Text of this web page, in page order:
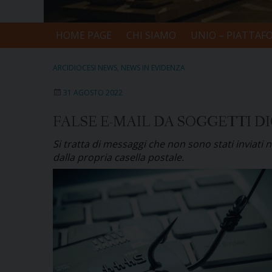
HOME PAGE CHI SIAMO UNIO –
ARCIDIOCESI NEWS NEWS IN EVIDENZA
31 AGOSTO 2022
FALSE E-MAIL DA SOGGETTI
Si tratta di messaggi che non sono stati inviati
dalla propria casella postale.